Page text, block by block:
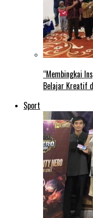
“Membingkai
Belajar Kreatif
Sport